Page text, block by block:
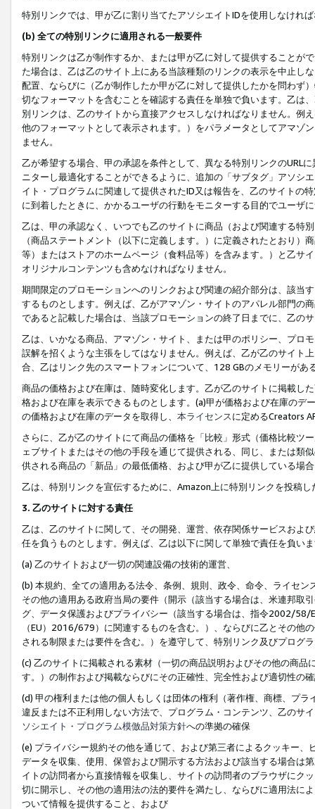
特別リンクでは、甲が乙に割り当てたアソシエイトIDを使用しなけれ
(b) 全ての特別リンクに適用される一般要件
特別リンクは乙が制作するか、または甲が乙に対して提供することが
た場合は、乙は乙のサイト上にある当該種類のリンクの表示を中止し
配置、ならびに（乙が制作したか甲が乙に対して提供したかを問わず
切なフォーマットを含むことを確認する責任を単独で負います。乙は
別リンクは、乙のサイトから直接アクセスしなければなりません。例
他のフォーマットとして表示されます。）をパラメータとしてアマゾ
ません。
乙が希望する場合、甲の承認を条件として、異なる特別リンクのURL
ニターし最適化することができるように、追加の「サブタグ」アソシ
イト・プログラムに関連して提供されたID又は報告を、乙のサイトの
に到着したときに、かかるユーザの行動をモニターする目的でユーザ
乙は、甲の承認なく、いつでも乙のサイトに商品（および関連する特
（商品ステートメント（以下に定義します。）に定義されたとおり
等）またはストアのホームページ（食料品等）を含みます。）と乙サ
オリジナルコンテンツも含めなければなりません。
期間限定のプロモーションへのリンクおよび関連の紹介部分は、該当
するものとします。例えば、乙がアマゾン・サイトのアパレル部門の
であると記載した場合は、当該プロモーションの終了日までに、乙の
乙は、いかなる商品、アマゾン・サイト、または甲のポリシー、プロ
誤解を招くような主張をしてはなりません。例えば、乙が乙のサイト
合、乙はリンク先のスマートフォンについて、128 GBのメモリーがあ
商品の価格および在庫は、随時変化します。乙が乙のサイトに掲載し
格および在庫を表示できるものとします。(a)甲が価格および在庫の
の価格および在庫のデータを取得し、 本ライセンスに定めるCreators
さらに、乙が乙のサイトにて商品の価格を「比較」形式（価格比較ツ
ェブサイトまたはその他の手段を通じて提供される、同じ、または類
供される商品の「新品」の最低価格、および甲が乙に提供している場
乙は、特別リンクを宣伝するために、Amazon上に特別リンクを投稿
3. 乙のサイトに対する責任
乙は、乙のサイトに関して、その開発、運営、依存関係サービスおよ
任を負うものとします。例えば、乙は以下に関して単独で責任を負い
(a) 乙のサイトおよび一切の関連設備の技術的運営、
(b) 本規約、全ての適用ある法令、条例、規則、政令、命令、ライセ
その他の適用ある政府当局の要件（開示（該当する場合は、米連邦取
グ、データ保護およびプライバシー（該当する場合は、指令2002/58/
（EU）2016/679）に関連するものを含む。）、ならびに乙とその他
される制限または要件を含む。）を遵守して、特別リンク及びプログ
(c) 乙のサイトに掲載される素材（一切の商品説明およびその他の商
す。）の制作および掲載ならびにその正確性、完全性および適切性の
(d) 甲の権利または他の個人もしくは団体の権利（著作権、商標、プ
違反または不正利用しない方法で、プログラム・コンテンツ、乙のサ
ソシエイト・プログラム模倣品対策方針への準拠の確保
(e) プライバシー規約その他を通じて、および第三者によるクッキー
データを収集、使用、保管および開示する方法および該当する場合は
イトの訪問者から直接情報を収集し、サイトの訪問者のブラウザにク
切に開示し、その他の適用法の法的要件を満たし、ならびに適用法に
ついて情報を提供すること、および